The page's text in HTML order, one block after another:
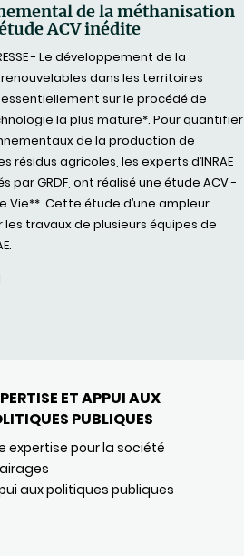
de la méthanisation
ACV inédite
- Le développement de la
dans les territoires
sur le procédé de
la plus mature*. Pour quantifier
de la production de
résidus agricoles, les experts d’INRAE
par GRDF, ont réalisé une étude ACV -
Vie**. Cette étude d’une ampleur
les travaux de plusieurs équipes de
ET APPUI AUX
PUBLIQUES
expertise pour la société
aux politiques publiques